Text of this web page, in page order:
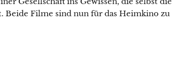
Beide Filme sind nun für das Heimkino zu